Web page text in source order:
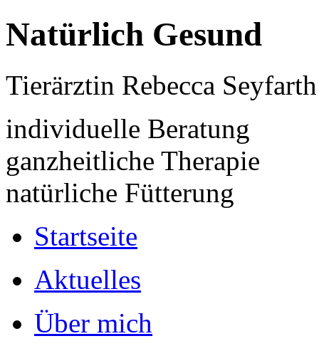
Natürlich Gesund
Tierärztin Rebecca Seyfarth
individuelle Beratung
ganzheitliche Therapie
natürliche Fütterung
Startseite
Aktuelles
Über mich